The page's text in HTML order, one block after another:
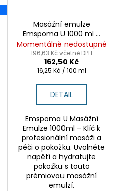
Masážní emulze
Emspoma U 1000 ml –
bílá bez parfemace
pro profíky
Momentálně nedostupné
196,63 Kč včetně DPH
162,50 Kč
Měrná
16,25 Kč / 100 ml
DETAIL
Emspoma U Masážní
Emulze 1000ml – Klíč k
profesionální masáži a
péči o pokožku. Uvolněte
napětí a hydratujte
pokožku s touto
prémiovou masážní
emulzí.